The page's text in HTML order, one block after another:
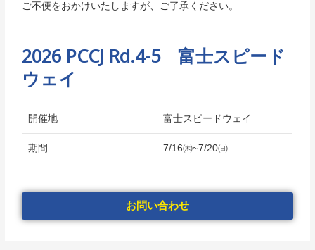
ご不便をおかけいたしますが、ご了承ください。
2026 PCCJ Rd.4-5 富士スピード
ウェイ
開催地 富士スピードウェイ
期間 7/16㈭~7/20㈰
お問い合わせ